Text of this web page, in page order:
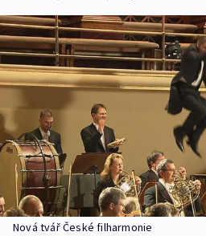
Nová tvář České filharmonie